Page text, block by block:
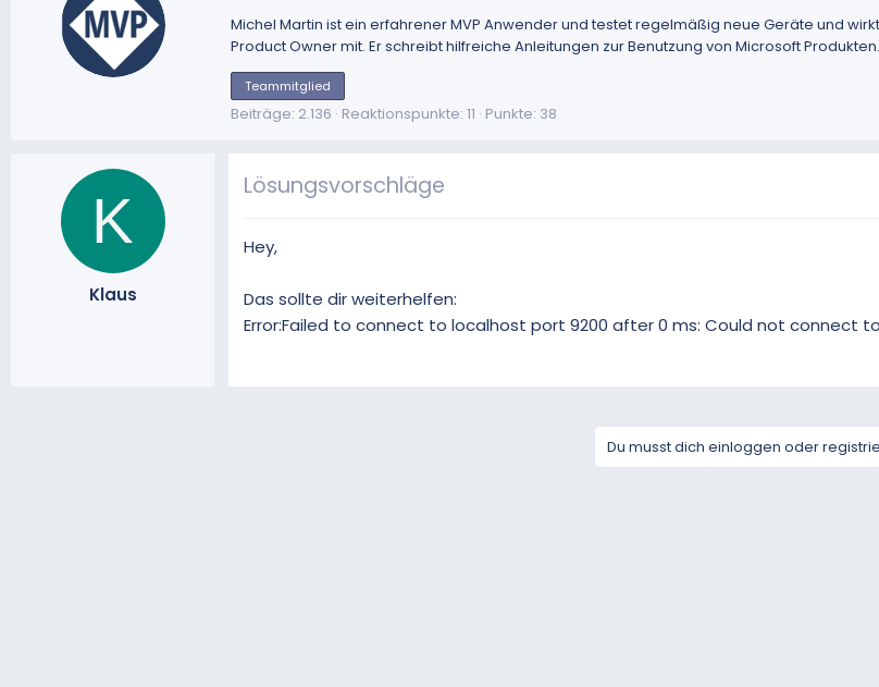
s
c
i
Michel Martin ist ein erfahrener MVP Anwender und testet regelmäßig neue Geräte und
Product Owner mit. Er schreibt hilfreiche Anleitungen zur Benutzung von Microsoft Produkten.
Teammitglied
Beiträge 2.136 Reaktionspunkte 11 Punkte 38
K
Klaus
Lösungsvorschläge
Hey,
Das sollte dir weiterhelfen:
Error:Failed to connect to localhost port 9200 after 0 ms: Could not connect
Du musst dich einloggen oder